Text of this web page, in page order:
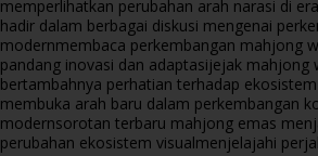
memperlihatkan perubahan arah narasi di
hadir dalam berbagai diskusi mengenai
modernmembaca perkembangan mahjong
pandang inovasi dan adaptasijejak mahjong
bertambahnya perhatian terhadap
membuka arah baru dalam perkembangan
modernsorotan terbaru mahjong emas
perubahan ekosistem visualmenjelajahi